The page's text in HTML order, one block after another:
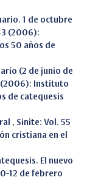
1 de octubre
(2006):
50 años de
(2 de junio de
(2006): Instituto
de catequesis
, Sinite: Vol. 55
cristiana en el
El nuevo
12 de febrero